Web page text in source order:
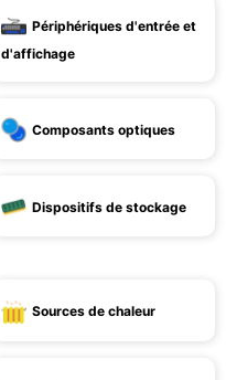
Périphériques d'entrée et
d'affichage
Composants optiques
Dispositifs de stockage
Sources de chaleur